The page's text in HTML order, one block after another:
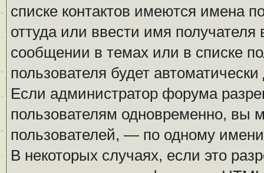
списке контактов имеются имена
оттуда или ввести имя
сообщении в темах или в списке
пользователя будет
Если администратор форума
пользователям одновременно, вы
пользователей, — по одному
В некоторых случаях, если это